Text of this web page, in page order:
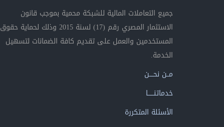
جميع التعاملات المالية للشبكة محمية بموجب قانون
الاستثمار المصري رقم (17) لسنة 2015 وذلك لحماية حقوق
المستخدمين والعمل على تقديم كافة الضمانات لتسهيل
الخدمة.
مــن نحــــن
خدماتنــــــا
الأسئلة المتكررة